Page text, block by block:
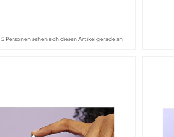
5 Personen sehen sich diesen Artikel gerade an